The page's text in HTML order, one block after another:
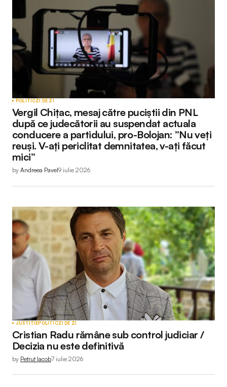
POLITICZI DE ZI
Vergil Chițac, mesaj către puciștii din PNL
după ce judecătorii au suspendat actuala
conducere a partidului, pro-Bolojan: ”Nu veți
reuși. V-ați periclitat demnitatea, v-ați făcut
mici”
by Andreea Pavel9 iulie 2026
JUSTIȚIEPOLITICZI DE ZI
Cristian Radu rămâne sub control judiciar /
Decizia nu este definitivă
by Petruț Iacob7 iulie 2026